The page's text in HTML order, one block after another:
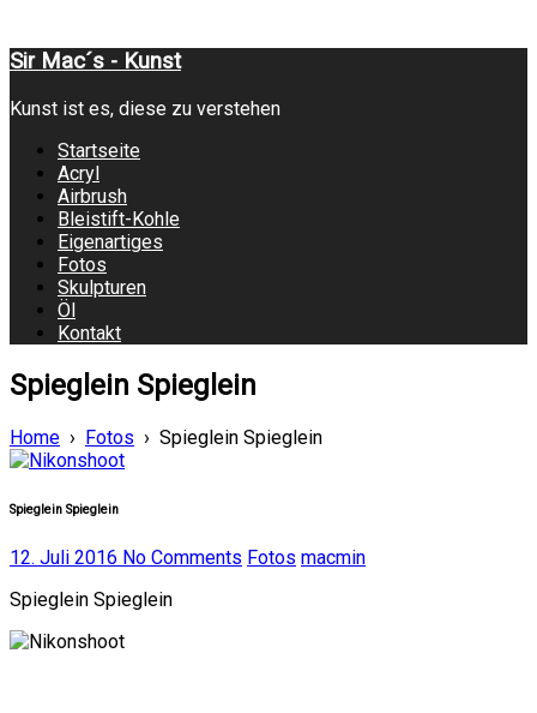
Sir Mac´s - Kunst
Kunst ist es, diese zu verstehen
Startseite
Acryl
Airbrush
Bleistift-Kohle
Eigenartiges
Fotos
Skulpturen
Öl
Kontakt
Spieglein Spieglein
Home › Fotos › Spieglein Spieglein
Spieglein Spieglein
12. Juli 2016 No Comments Fotos macmin
Spieglein Spieglein